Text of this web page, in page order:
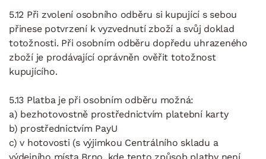
5.12 Při zvolení osobního odběru si kupující s sebou
přinese potvrzení k vyzvednutí zboží a svůj doklad
totožnosti. Při osobním odběru dopředu uhrazeného
zboží je prodávající oprávněn ověřit totožnost
kupujícího.
5.13 Platba je při osobním odběru možná:
a) bezhotovostně prostřednictvím platební karty
b) prostřednictvím PayU
c) v hotovosti (s výjimkou Centrálního skladu a